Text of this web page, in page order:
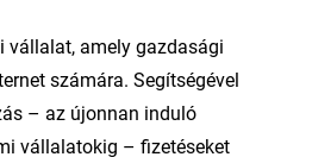
vállalat, amely gazdasági
számára. Segítségével
– az újonnan induló
vállalatokig – fizetéseket